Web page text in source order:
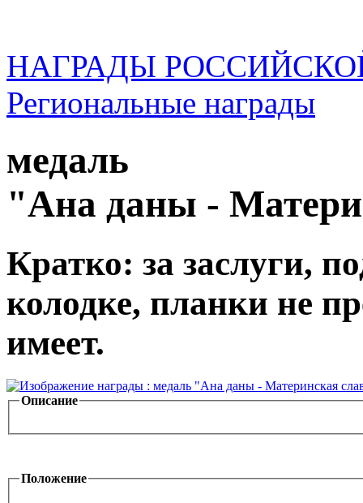
НАГРАДЫ
Региональные награды
медаль
"Ана даны -
Кратко: за заслуги,
колодке, планки не
имеет.
Описание
Положение